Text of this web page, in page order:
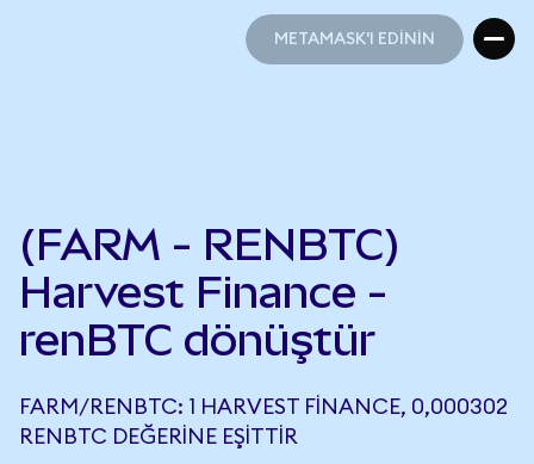
METAMASK'I EDİNİN
(FARM - RENBTC)
Harvest Finance -
renBTC dönüştür
FARM/RENBTC: 1 HARVEST FINANCE, 0,000302
RENBTC DEĞERINE EŞITTIR